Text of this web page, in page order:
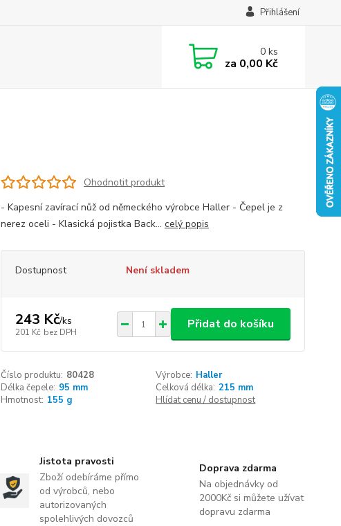
Přihlášení
0ks
za 0,00 Kč
Ohodnotit produkt
- Kapesní zavírací nůž od německého výrobce Haller - Čepel je z
nerez oceli - Klasická pojistka Back... celý popis
Dostupnost Není skladem
243 Kč/ks
201 Kč bez DPH
Přidat do košíku
Číslo produktu: 80428 Výrobce: Haller
Délka čepele: 95 mm Celková délka: 215 mm
Hmotnost: 155 g Hlídat cenu / dostupnost
Jistota pravosti
Zboží odebíráme přímo
od výrobců, nebo
autorizovaných
spolehlivých dovozců
Doprava zdarma
Na objednávky od
2000Kč si můžete užívat
dopravu zdarma